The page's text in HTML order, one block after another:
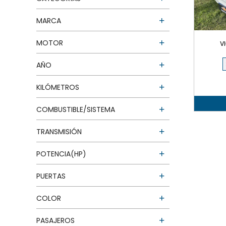
MARCA
MOTOR
AÑO
KILÓMETROS
COMBUSTIBLE/SISTEMA
TRANSMISIÓN
POTENCIA(HP)
PUERTAS
COLOR
PASAJEROS